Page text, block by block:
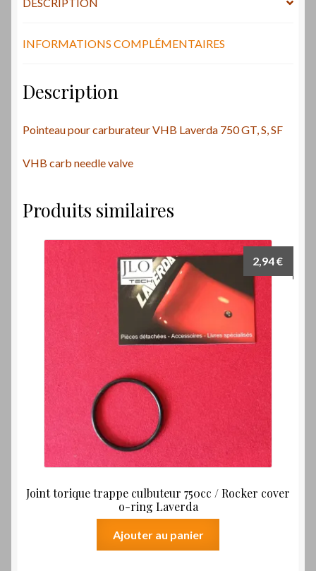
S,
-
needle
INFORMATIONS COMPLÉMENTAIRES
Description
Pointeau pour carburateur VHB Laverda 750 GT, S, SF
VHB carb needle valve
Produits similaires
Joint torique trappe culbuteur 750cc / Rocker cover
o-ring Laverda
2,94€
Ajouter au panier